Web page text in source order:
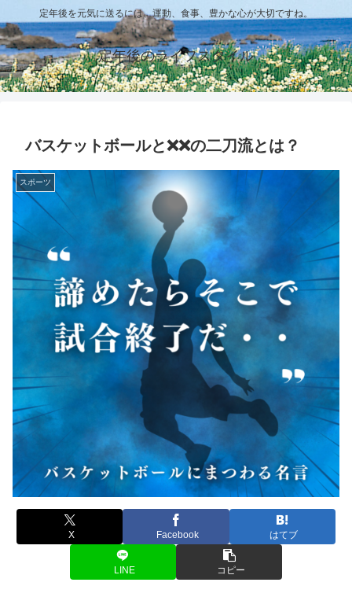
定年後を元気に送るには、運動、食事、豊かな心が大切ですね。
定年後のライフスタイル
バスケットボールと❌❌の二刀流とは？
スポーツ
X Facebook はてブ
LINE コピー